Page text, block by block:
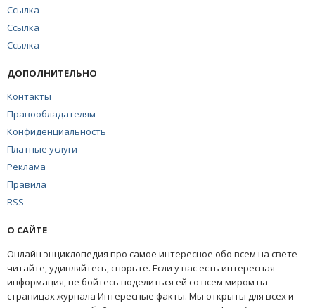
Ссылка
Ссылка
Ссылка
ДОПОЛНИТЕЛЬНО
Контакты
Правообладателям
Конфиденциальность
Платные услуги
Реклама
Правила
RSS
О САЙТЕ
Онлайн энциклопедия про самое интересное обо всем на свете -
читайте, удивляйтесь, спорьте. Если у вас есть интересная
информация, не бойтесь поделиться ей со всем миром на
страницах журнала Интересные факты. Мы открыты для всех и